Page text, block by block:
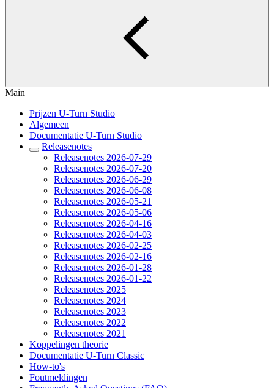
Main
Prijzen U-Turn Studio
Algemeen
Documentatie U-Turn Studio
Releasenotes
Releasenotes 2026-07-29
Releasenotes 2026-07-20
Releasenotes 2026-06-29
Releasenotes 2026-06-08
Releasenotes 2026-05-21
Releasenotes 2026-05-06
Releasenotes 2026-04-16
Releasenotes 2026-04-03
Releasenotes 2026-02-25
Releasenotes 2026-02-16
Releasenotes 2026-01-28
Releasenotes 2026-01-22
Releasenotes 2025
Releasenotes 2024
Releasenotes 2023
Releasenotes 2022
Releasenotes 2021
Koppelingen theorie
Documentatie U-Turn Classic
How-to's
Foutmeldingen